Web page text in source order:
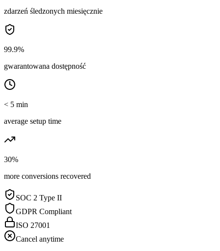
zdarzeń śledzonych miesięcznie
99.9%
gwarantowana dostępność
< 5 min
average setup time
30%
more conversions recovered
SOC 2 Type II
GDPR Compliant
ISO 27001
Cancel anytime